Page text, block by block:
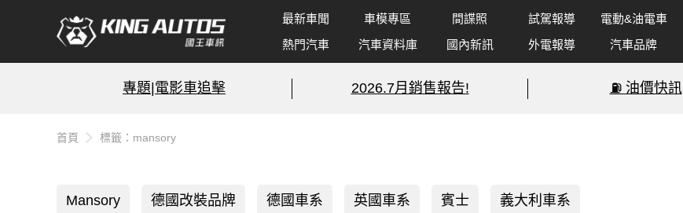
最新車聞 車模專區 間諜照 試駕報導 電動&油電車
熱門汽車
汽車資料庫 國內新訊 外電報導 汽車品牌
專題|電影車追擊 2026.7月銷售報告! ⛽️ 油價快訊
首頁 標籤：mansory
Mansory 德國改裝品牌 德國車系 英國車系 賓士 義大利車系